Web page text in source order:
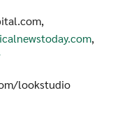
,
lookstudio